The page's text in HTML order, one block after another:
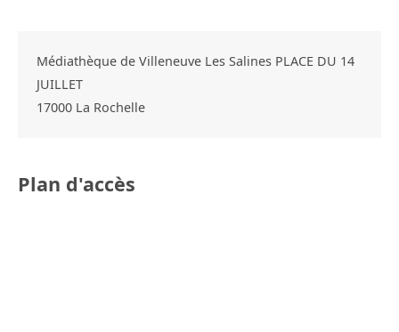
Médiathèque de Villeneuve Les Salines PLACE DU 14
JUILLET
17000 La Rochelle
Plan d'accès